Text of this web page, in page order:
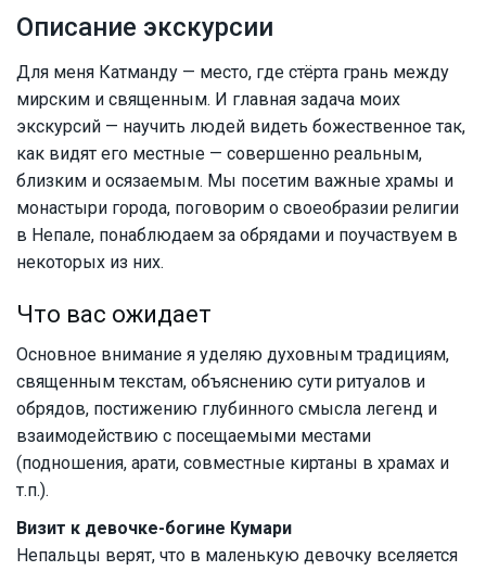
Описание экскурсии
Для меня Катманду — место, где стёрта грань между
мирским и священным. И главная задача моих
экскурсий — научить людей видеть божественное так,
как видят его местные — совершенно реальным,
близким и осязаемым. Мы посетим важные храмы и
монастыри города, поговорим о своеобразии религии
в Непале, понаблюдаем за обрядами и поучаствуем в
некоторых из них.
Что вас ожидает
Основное внимание я уделяю духовным традициям,
священным текстам, объяснению сути ритуалов и
обрядов, постижению глубинного смысла легенд и
взаимодействию с посещаемыми местами
(подношения, арати, совместные киртаны в храмах и
т.п.).
Визит к девочке-богине Кумари
Непальцы верят, что в маленькую девочку вселяется